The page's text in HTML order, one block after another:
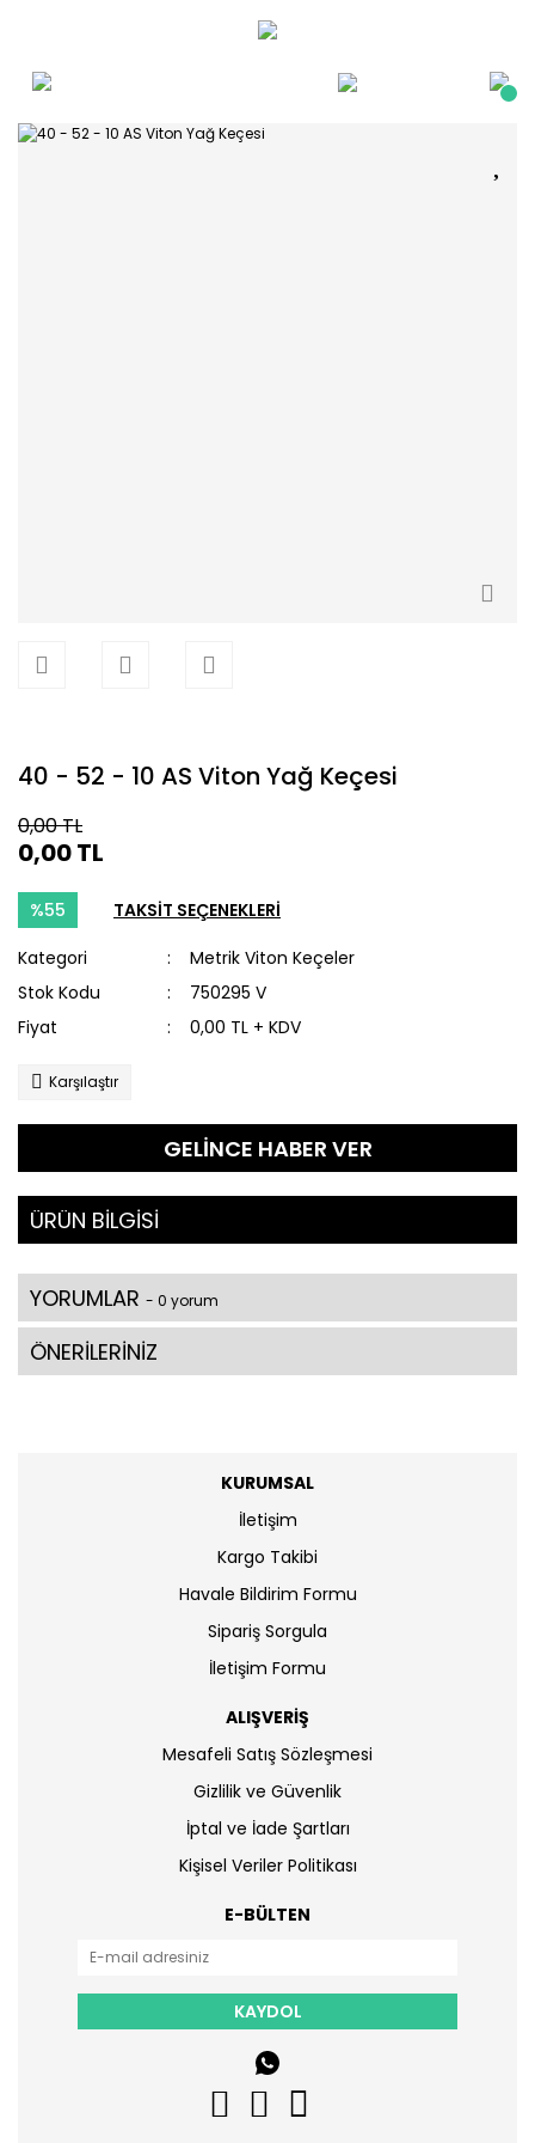
40 - 52 - 10 AS Viton Yağ Keçesi
0,00 TL
0,00 TL
%55 TAKSİT SEÇENEKLERİ
Kategori
Metrik Viton Keçeler
Stok Kodu
750295 V
Fiyat
0,00 TL + KDV
Karşılaştır
GELİNCE HABER VER
ÜRÜN BİLGİSİ
YORUMLAR - 0 yorum
ÖNERİLERİNİZ
KURUMSAL
İletişim
Kargo Takibi
Havale Bildirim Formu
Sipariş Sorgula
İletişim Formu
ALIŞVERİŞ
Mesafeli Satış Sözleşmesi
Gizlilik ve Güvenlik
İptal ve İade Şartları
Kişisel Veriler Politikası
E-BÜLTEN
KAYDOL